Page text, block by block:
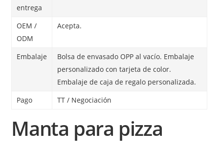
entrega
OEM /
ODM
Acepta.
Embalaje
Bolsa de envasado OPP al vacío. Embalaje
personalizado con tarjeta de color.
Embalaje de caja de regalo personalizada.
Pago
TT / Negociación
Manta para pizza